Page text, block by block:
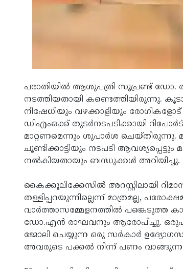
പരാതിയില്‍ ആശുപത്രി സൂപ്രണ്ട് ഡോ.
നടത്തിയതായി കണ്ടെത്തിയിരുന്നു.
നിഷേധിയും വഴക്കാളിയും
ഡിഎംഒക്ക് തുടര്‍നടപടിക്കായി
മാറ്റണമെന്നും ശുപാര്‍ശ ചെയ്തിരുന്നു.
ചൂണ്ടിക്കാട്ടിയും നടപടി
നല്‍കിയതായും ബന്ധുക്കള്‍ അറിയിച്ചു.
കൈക്കൂലിക്കേസില്‍ അറസ്റ്റിലായി
തള്ളിപ്പറയുന്നില്ലെന്ന് മാത്രമല്ല,
വാര്‍ത്താസമ്മേളനത്തില്‍ പങ്കെടുത്ത
ഡോ.എന്‍ രാഘവനും ആരോപിച്ചു.
ജോലി ചെയ്യുന്ന ഒരു സര്‍കാര്‍
അവരുടെ പക്കല്‍ നിന്ന് പണം